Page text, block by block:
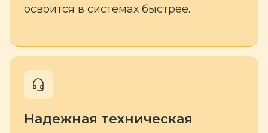
освоится в системах быстрее.
Надежная техническая